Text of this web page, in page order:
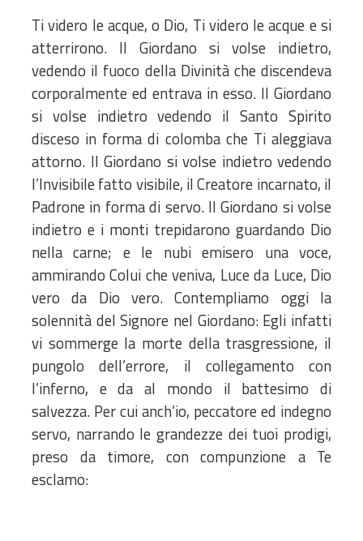
Ti videro le acque, o Dio, Ti videro le acque e si
atterrirono. Il Giordano si volse indietro,
vedendo il fuoco della Divinità che discendeva
corporalmente ed entrava in esso. Il Giordano
si volse indietro vedendo il Santo Spirito
disceso in forma di colomba che Ti aleggiava
attorno. Il Giordano si volse indietro vedendo
l’Invisibile fatto visibile, il Creatore incarnato, il
Padrone in forma di servo. Il Giordano si volse
indietro e i monti trepidarono guardando Dio
nella carne; e le nubi emisero una voce,
ammirando Colui che veniva, Luce da Luce, Dio
vero da Dio vero. Contempliamo oggi la
solennità del Signore nel Giordano: Egli infatti
vi sommerge la morte della trasgressione, il
pungolo dell’errore, il collegamento con
l’inferno, e da al mondo il battesimo di
salvezza. Per cui anch’io, peccatore ed indegno
servo, narrando le grandezze dei tuoi prodigi,
preso da timore, con compunzione a Te
esclamo: